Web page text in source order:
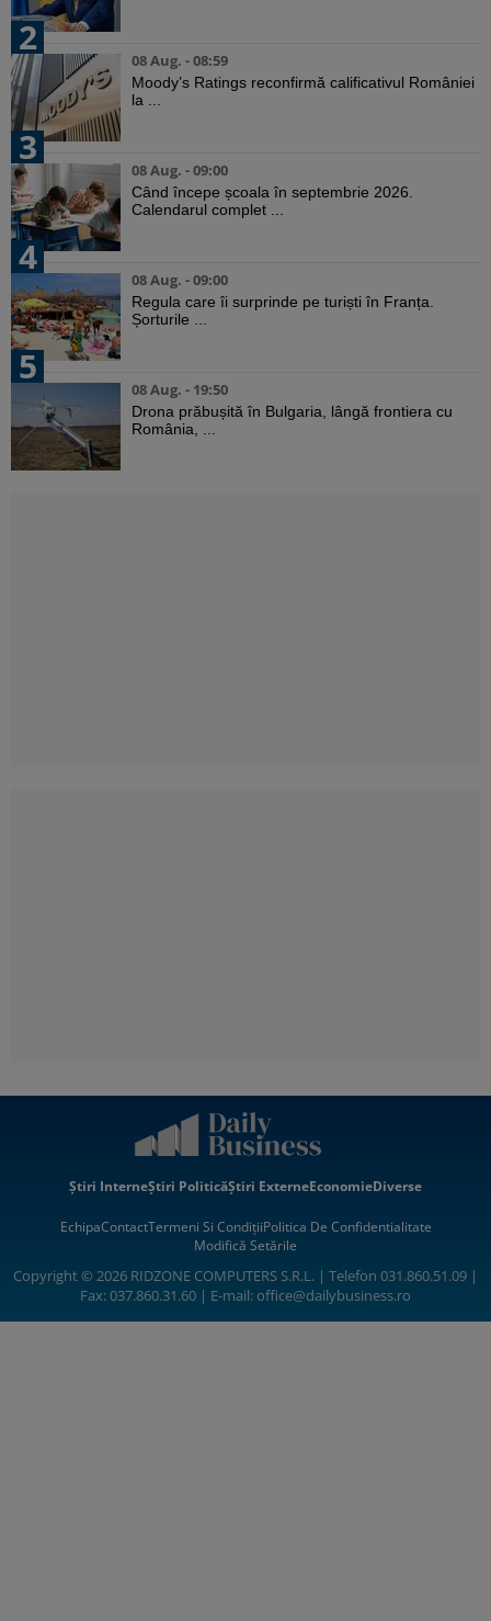
2
08 Aug. - 08:59
Moody’s Ratings reconfirmă calificativul României
la ...
3
08 Aug. - 09:00
Când începe școala în septembrie 2026.
Calendarul complet ...
4
08 Aug. - 09:00
Regula care îi surprinde pe turiști în Franța.
Șorturile ...
5
08 Aug. - 19:50
Drona prăbușită în Bulgaria, lângă frontiera cu
România, ...
Știri InterneȘtiri PoliticăȘtiri ExterneEconomieDiverse
EchipaContactTermeni Si CondițiiPolitica De Confidentialitate
Modifică Setările
Copyright © 2026 RIDZONE COMPUTERS S.R.L. | Telefon 031.860.51.09 |
Fax: 037.860.31.60 | E-mail:office@dailybusiness.ro